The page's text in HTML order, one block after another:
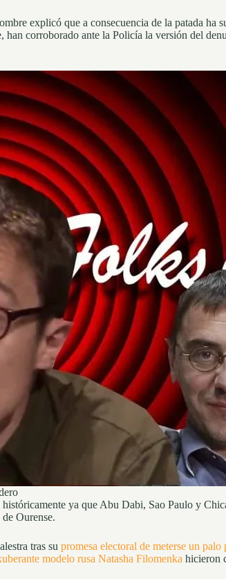
explicó que a consecuencia de la patada ha
corroborado ante la Policía la versión del
ya que Abu Dabi, Sao Paulo y
Ourense.
tras su promesa electoral de meterse un palo
modelo rusa Natasha Filomenka hicieron